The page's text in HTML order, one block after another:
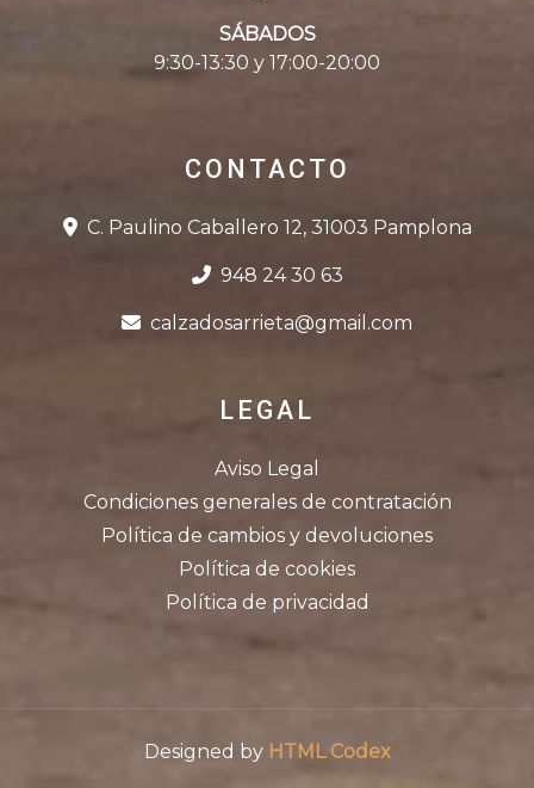
SÁBADOS
9:30-13:30 y 17:00-20:00
CONTACTO
C. Paulino Caballero 12, 31003 Pamplona
948 24 30 63
calzadosarrieta@gmail.com
LEGAL
Aviso Legal
Condiciones generales de contratación
Política de cambios y devoluciones
Política de cookies
Política de privacidad
Designed by HTML Codex